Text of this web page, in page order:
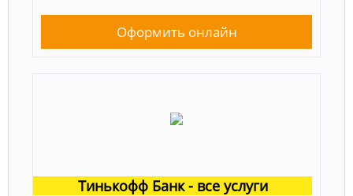
Оформить онлайн
Тинькофф Банк - все услуги